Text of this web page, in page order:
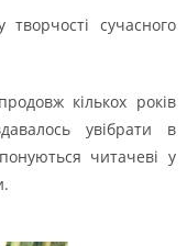
сучасного
кількох років
увібрати в
читачеві у